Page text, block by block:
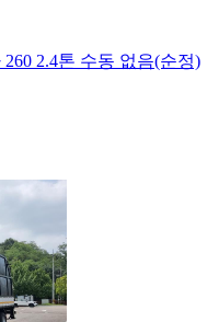
2.4톤 수동 없음(순정)